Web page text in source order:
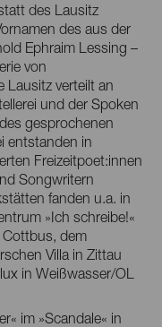
des Lausitz
des aus der
Ephraim Lessing –
von
Lausitz verteilt an
und der Spoken
gesprochenen
entstanden in
Freizeitpoet:innen
Songwritern
fanden u.a. in
»Ich schreibe!«
Cottbus, dem
Villa in Zittau
in Weißwasser/OL
im »Scandale« in